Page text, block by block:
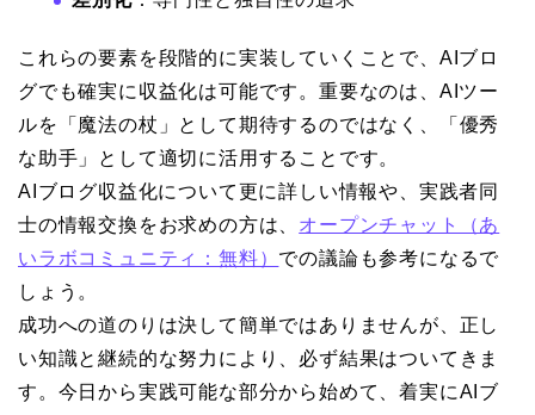
これらの要素を段階的に実装していくことで、AIブロ
グでも確実に収益化は可能です。重要なのは、AIツー
ルを「魔法の杖」として期待するのではなく、「優秀
な助手」として適切に活用することです。
AIブログ収益化について更に詳しい情報や、実践者同
士の情報交換をお求めの方は、 オープンチャット（あ
いラボコミュニティ：無料） での議論も参考になるで
しょう。
成功への道のりは決して簡単ではありませんが、正し
い知識と継続的な努力により、必ず結果はついてきま
す。今日から実践可能な部分から始めて、着実にAIブ